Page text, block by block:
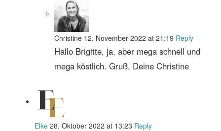
Christine 12. November 2022 at 21:19 Reply
Hallo Brigitte, ja, aber mega schnell und
mega köstlich. Gruß, Deine Christine
Elke 28. Oktober 2022 at 13:23 Reply